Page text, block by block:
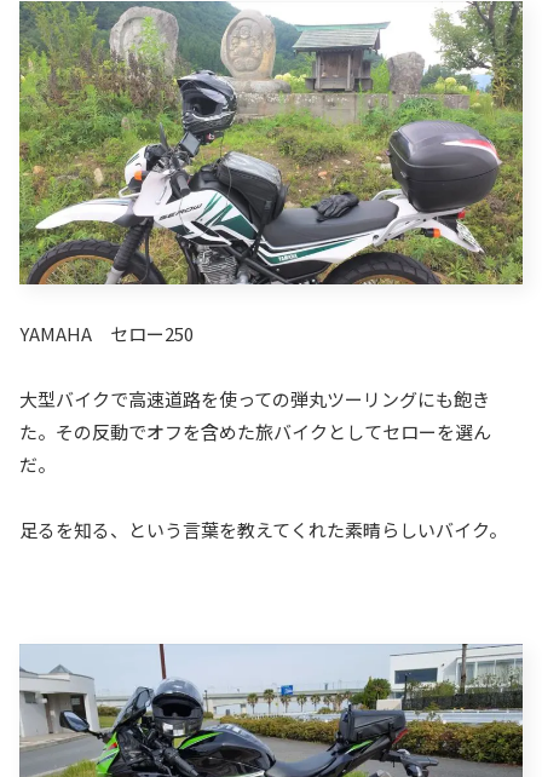
YAMAHA セロー250
大型バイクで高速道路を使っての弾丸ツーリングにも飽き
た。その反動でオフを含めた旅バイクとしてセローを選ん
だ。
足るを知る、という言葉を教えてくれた素晴らしいバイク。